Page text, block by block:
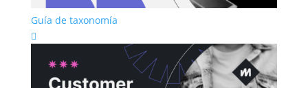
Guía de taxonomía
